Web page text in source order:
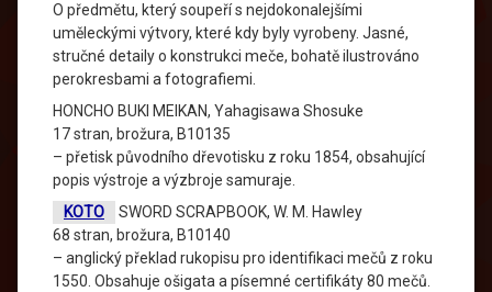
O předmětu, který soupeří s nejdokonalejšími
uměleckými výtvory, které kdy byly vyrobeny. Jasné,
stručné detaily o konstrukci meče, bohatě ilustrováno
perokresbami a fotografiemi.
HONCHO BUKI MEIKAN, Yahagisawa Shosuke
17 stran, brožura, B10135
– přetisk původního dřevotisku z roku 1854, obsahující
popis výstroje a výzbroje samuraje.
KOTO
SWORD SCRAPBOOK, W. M. Hawley
68 stran, brožura, B10140
– anglický překlad rukopisu pro identifikaci mečů z roku
1550. Obsahuje ošigata a písemné certifikáty 80 mečů.